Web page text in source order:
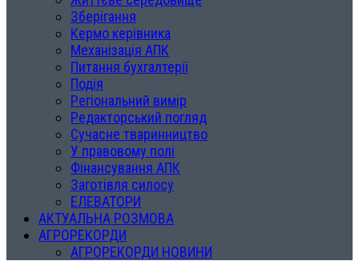
Зберігання
Кермо керівника
Механізація АПК
Питання бухгалтерії
Подія
Регіональний вимір
Редакторський погляд
Сучасне тваринництво
У правовому полі
Фінансування АПК
Заготівля силосу
ЕЛЕВАТОРИ
АКТУАЛЬНА РОЗМОВА
АГРОРЕКОРДИ
АГРОРЕКОРДИ НОВИНИ